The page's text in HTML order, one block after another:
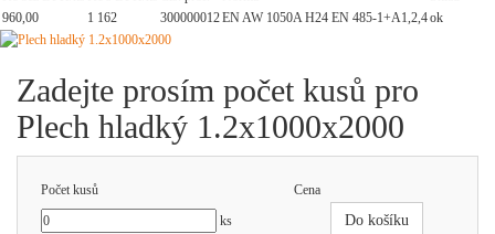
960,00
1 162 300000012EN AW 1050A H24 EN 485-1+A1,2,4ok
Zadejte prosím počet kusů pro
Plech hladký 1.2x1000x2000
Počet kusů
Cena
ks
Do košíku